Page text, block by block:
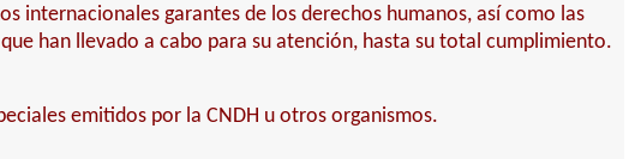
internacionales garantes de los derechos humanos, así como las
han llevado a cabo para su atención, hasta su total cumplimiento.
emitidos por la CNDH u otros organismos.